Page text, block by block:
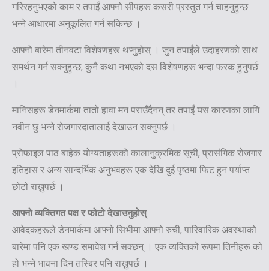
गरिरहनुभएको काम र तपाईं आफ्नो सीपहरू कसरी प्रस्तुत गर्न चाहनुहुन्छ
भन्ने आधारमा अनुकूलित गर्न सकिन्छ ।
आफ्नो बारेमा तीनवटा विशेषणहरू थप्नुहोस् । जुन तपाईंले उदाहरणको साथ
समर्थन गर्न सक्नुहुन्छ, कुनै कथा नभएको दस विशेषणहरू भन्दा फरक हुनुपर्छ
।
मानिसहरू डेनमार्कमा तातो हावा मन पराउँदैनन् तर तपाईं यस कारणका लागि
नवीन छु भन्ने रोजगारदातालाई देखाउन सक्नुपर्छ ।
प्रोफाइल पाठ बाहेक योग्यताहरूको कालानुक्रमिक सूची, प्रासंगिक रोजगार
इतिहास र अन्य सान्दर्भिक अनुभवहरू एक देखि दुई पृष्ठमा फिट हुन पर्याप्त
छोटो राख्नुपर्छ ।
आफ्नो व्यक्तिगत पक्ष र फोटो देखाउनुहोस्
आवेदकहरूले डेनमार्कमा आफ्नो सिभीमा आफ्नो रुची, पारिवारिक अवस्थाको
बारेमा पनि एक खण्ड समावेश गर्न सक्छन् । एक व्यक्तिको रूपमा तिनीहरू को
हो भन्ने भावना दिन तस्बिर पनि राख्नुपर्छ ।